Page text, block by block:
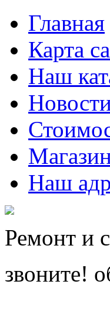
Главная
Карта
Наш
Наш
Ремонт и
звоните!